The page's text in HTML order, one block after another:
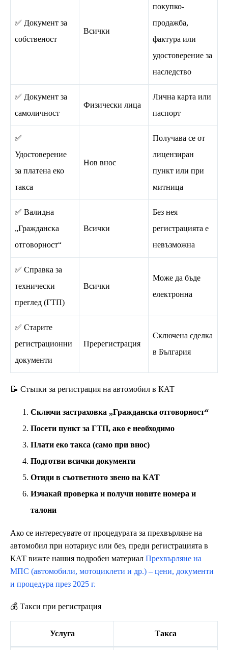
✅ Документ за
собственост
Всички
покупко-
продажба,
фактура или
удостоверение за
наследство
✅ Документ за
самоличност
Физически лица
Лична карта или
паспорт
✅
Удостоверение
за платена еко
такса
Нов внос
Получава се от
лицензиран
пункт или при
митница
✅ Валидна
„Гражданска
отговорност“
Всички
Без нея
регистрацията е
невъзможна
✅ Справка за
технически
преглед (ГТП)
Всички
Може да бъде
електронна
✅ Старите
регистрационни
документи
Пререгистрация
Сключена сделка
в България
📝 Стъпки за регистрация на автомобил в КАТ
Сключи застраховка „Гражданска отговорност“
Посети пункт за ГТП, ако е необходимо
Плати еко такса (само при внос)
Подготви всички документи
Отиди в съответното звено на КАТ
Изчакай проверка и получи новите номера и
талони
Ако се интересувате от процедурата за прехвърляне на
автомобил при нотариус или без, преди регистрацията в
КАТ вижте нашия подробен материал Прехвърляне на
МПС (автомобили, мотоциклети и др.) – цени, документи
и процедура през 2025 г.
💰 Такси при регистрация
Услуга Такса